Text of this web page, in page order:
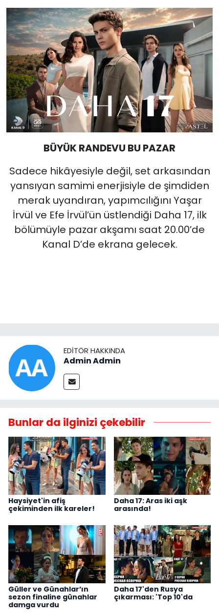
BÜYÜK RANDEVU BU PAZAR
Sadece hikâyesiyle değil, set arkasından
yansıyan samimi enerjisiyle de şimdiden
merak uyandıran, yapımcılığını Yaşar
İrvül ve Efe İrvül’ün üstlendiği Daha 17, ilk
bölümüyle pazar akşamı saat 20.00’de
Kanal D’de ekrana gelecek.
EDITÖR HAKKINDA
Admin Admin
Bunlar da ilginizi çekebilir
Haysiyet'in afiş
çekiminden ilk kareler!
Daha 17: Aras iki aşk
arasında!
Güller ve Günahlar’ın
sezon finaline günahlar
damga vurdu
Daha 17'den Rusya
çıkarması: 'Top 10'da